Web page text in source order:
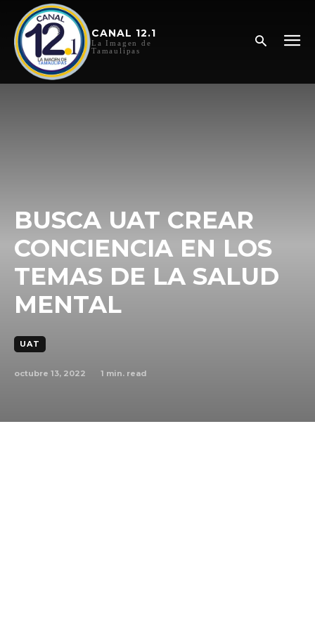
CANAL 12.1
La Imagen de
Tamaulipas
BUSCA UAT CREAR
CONCIENCIA EN LOS
TEMAS DE LA SALUD
MENTAL
UAT
octubre 13, 2022 1 min. read